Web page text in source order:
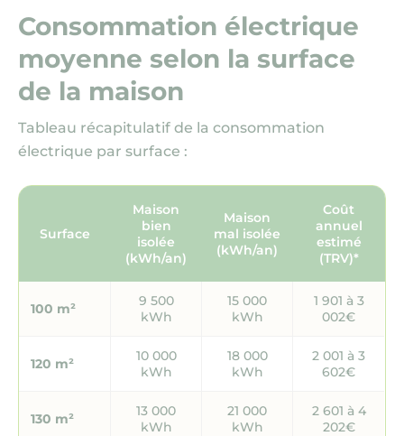
Consommation électrique
moyenne selon la surface
de la maison
Tableau récapitulatif de la consommation
électrique par surface :
Surface
Maison
bien
isolée
(kWh/an)
Maison
mal isolée
(kWh/an)
Coût
annuel
estimé
(TRV)*
100 m²
9 500
kWh
15 000
kWh
1 901 à 3
002€
120 m²
10 000
kWh
18 000
kWh
2 001 à 3
602€
130 m²
13 000
kWh
21 000
kWh
2 601 à 4
202€